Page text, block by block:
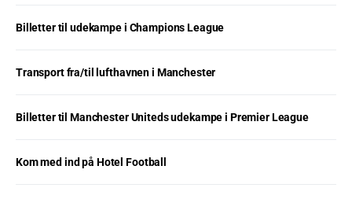
Billetter til udekampe i Champions League
Transport fra/til lufthavnen i Manchester
Billetter til Manchester Uniteds udekampe i Premier League
Kom med ind på Hotel Football